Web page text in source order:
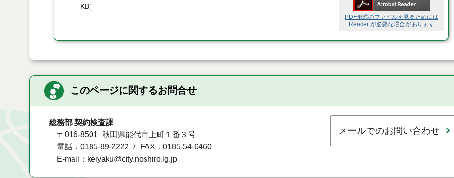
PDF形式のファイルを見るためには
Reader が必要な場合があります
KB）
このページに関するお問合せ
総務部 契約検査課
〒016-8501
秋田県能代市上町１番３号
電話：0185-89-2222
FAX：0185-54-6460
E-mail：keiyaku@city.noshiro.lg.jp
メールでのお問い合わせ